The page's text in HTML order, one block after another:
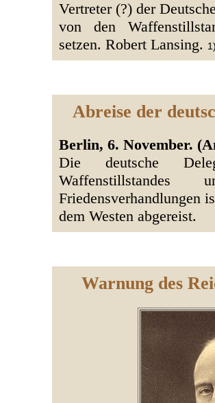
Vertreter (?) der
von den
setzen. Robert Lansing.
Abreise der
Berlin, 6. November.
Die deutsche
Friedensverhandlungen
dem Westen abgereist.
Warnung des